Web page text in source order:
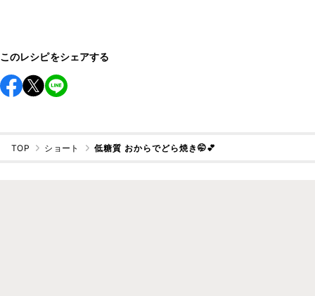
このレシピをシェアする
TOP ショート 低糖質 おからでどら焼き🤭💕